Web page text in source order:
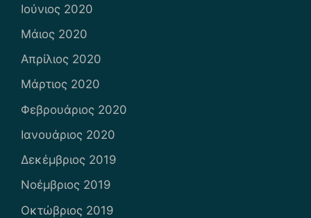
Ιούνιος 2020
Μάιος 2020
Απρίλιος 2020
Μάρτιος 2020
Φεβρουάριος 2020
Ιανουάριος 2020
Δεκέμβριος 2019
Νοέμβριος 2019
Οκτώβριος 2019